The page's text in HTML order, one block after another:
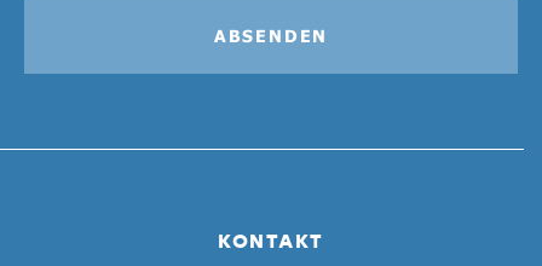
KONTAKT
ABSENDEN